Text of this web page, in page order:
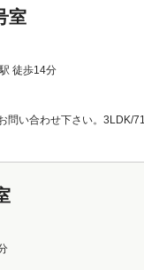
室
徒歩14分
問い合わせ下さい。3LDK/